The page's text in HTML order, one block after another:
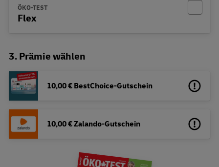
ÖKO-TEST
Flex
3. Prämie wählen
10,00 € BestChoice-Gutschein
10,00 € Zalando-Gutschein